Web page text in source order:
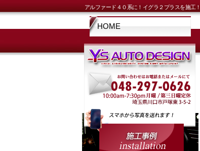
アルファード４０系に！イグラ２プラスを施工
HOME